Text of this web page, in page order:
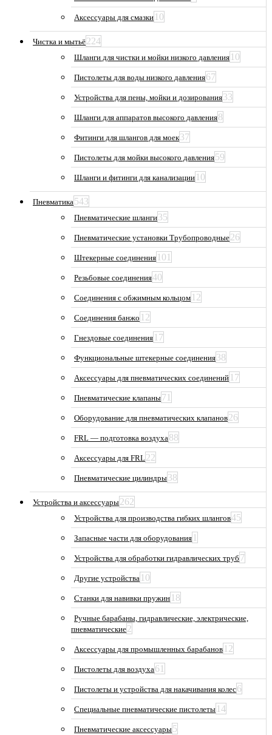
Аксессуары для смазки 10
Чистка и мытьё224
Шланги для чистки и мойки низкого давления 10
Пистолеты для воды низкого давления67
Устройства для пены, мойки и дозирования33
Шланги для аппаратов высокого давления8
Фитинги для шлангов для моек37
Пистолеты для мойки высокого давления59
Шланги и фитинги для канализации 10
Пневматика543
Пневматические шланги35
Пневматические установки Трубопроводные26
Штекерные соединения 101
Резьбовые соединения40
Соединения с обжимным кольцом 12
Соединения банжо 12
Гнездовые соединения 17
Функциональные штекерные соединения38
Аксессуары для пневматических соединений 17
Пневматические клапаны71
Оборудование для пневматических клапанов26
FRL — подготовка воздуха88
Аксессуары для FRL22
Пневматические цилиндры38
Устройства и аксессуары262
Устройства для производства гибких шлангов45
Запасные части для оборудования 1
Устройства для обработки гидравлических труб 7
Другие устройства 10
Станки для навивки пружин 18
Ручные барабаны, гидравлические, электрические,
пневматические2
Аксессуары для промышленных барабанов 12
Пистолеты для воздуха61
Пистолеты и устройства для накачивания колес6
Специальные пневматические пистолеты 14
Пневматические аксессуары5